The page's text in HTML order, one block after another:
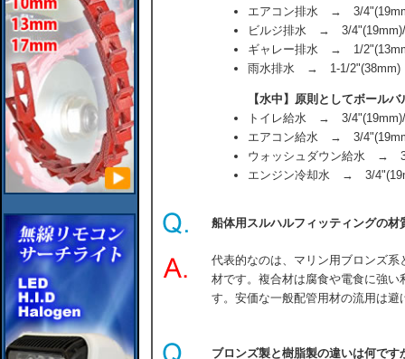
エアコン排水 → 3/
ビルジ排水 → 3/4"(19mm)/
ギャレー排水 → 1/
雨水排水 → 1-1/2"(38mm)
【水中】原則としてボールバ
トイレ給水 → 3/
エアコン給水 → 3/
ウォッシュダウン給水 →
エンジン冷却水 → 3/
船体用スルハルフィッティングの材
代表的なのは、マリン用ブロンズ
材です。複合材は腐食や電食に強
す。安価な一般配管用材の流用は避
ブロンズ製と樹脂製の違いは何です